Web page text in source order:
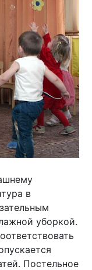
в
уборкой.
Постельное